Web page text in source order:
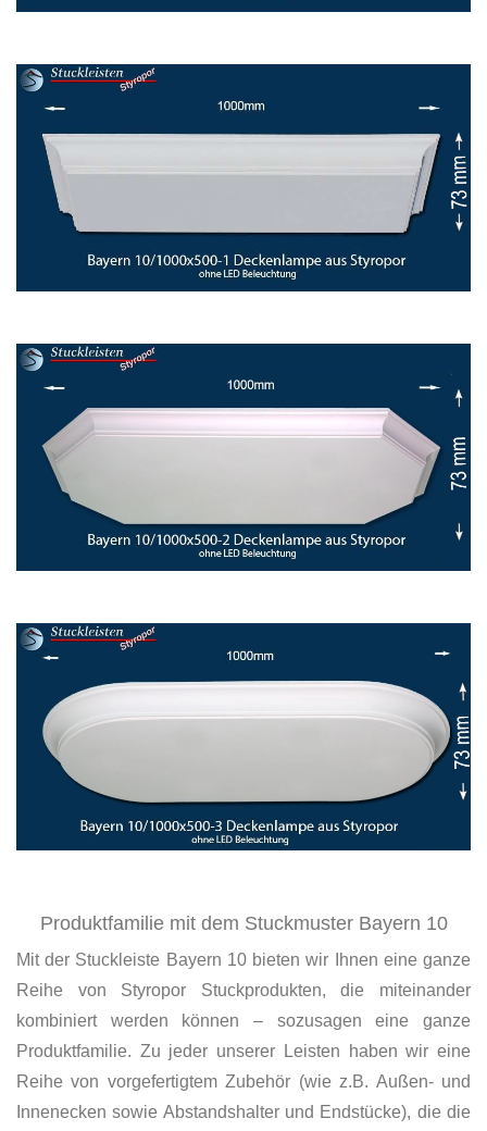
Produktfamilie mit dem Stuckmuster Bayern 10
Mit der Stuckleiste Bayern 10 bieten wir Ihnen eine ganze
Reihe von Styropor Stuckprodukten, die miteinander
kombiniert werden können – sozusagen eine ganze
Produktfamilie. Zu jeder unserer Leisten haben wir eine
Reihe von vorgefertigtem Zubehör (wie z.B. Außen- und
Innenecken sowie Abstandshalter und Endstücke), die die